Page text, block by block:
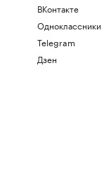
ВКонтакте
Одноклассники
Telegram
Дзен